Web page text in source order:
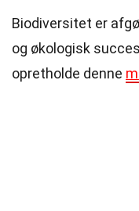
Biodiversitet er
og økologisk
opretholde denne